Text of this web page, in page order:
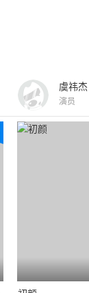
虞祎杰
演员